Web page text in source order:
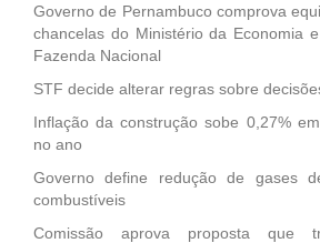
Governo de Pernambuco comprova
chancelas do Ministério da Economia
Fazenda Nacional
STF decide alterar regras sobre
Inflação da construção sobe 0,27%
no ano
Governo define redução de gases
combustíveis
Comissão aprova proposta que